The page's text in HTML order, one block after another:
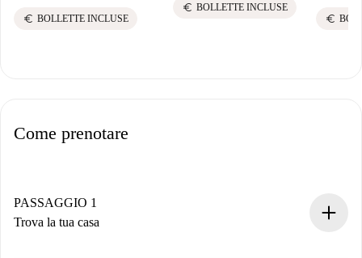
euro BOLLETTE INCLUSE
euro BOLLETTE INCLUSE
euro
Come prenotare
PASSAGGIO 1
Trova la tua casa